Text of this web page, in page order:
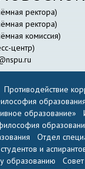
ректора)
ректора)
комиссия)
центр)
Противодействие
образование»
Отдел
и
образованию